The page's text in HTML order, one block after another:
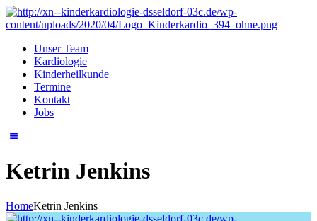
Unser Team
Kardiologie
Kinderheilkunde
Termine
Kontakt
Jobs
Ketrin Jenkins
HomeKetrin Jenkins